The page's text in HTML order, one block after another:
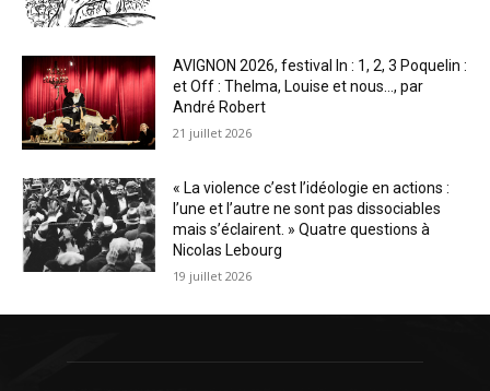
AVIGNON 2026, festival In : 1, 2, 3 Poquelin :
et Off : Thelma, Louise et nous…, par
André Robert
21 juillet 2026
« La violence c’est l’idéologie en actions :
l’une et l’autre ne sont pas dissociables
mais s’éclairent. » Quatre questions à
Nicolas Lebourg
19 juillet 2026